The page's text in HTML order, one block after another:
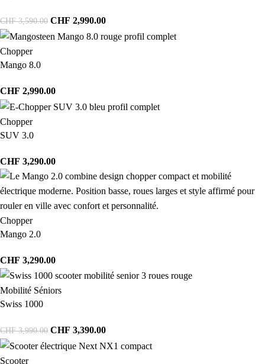
CHF3,590.00 CHF 2,990.00
Chopper
Mango 8.0
CHF 2,990.00
Chopper
SUV 3.0
CHF 3,290.00
Chopper
Mango 2.0
CHF 3,290.00
Mobilité Séniors
Swiss 1000
CHF3,990.00 CHF 3,390.00
Scooter